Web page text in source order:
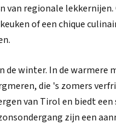
regionale
of een chique
de winter. In de warmere
die 's zomers
van Tirol en biedt
zijn een